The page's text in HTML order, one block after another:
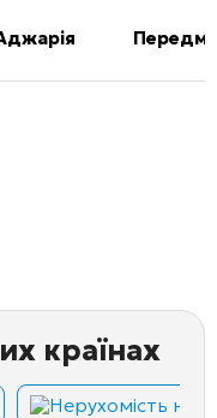
країнах
Нерухомість на